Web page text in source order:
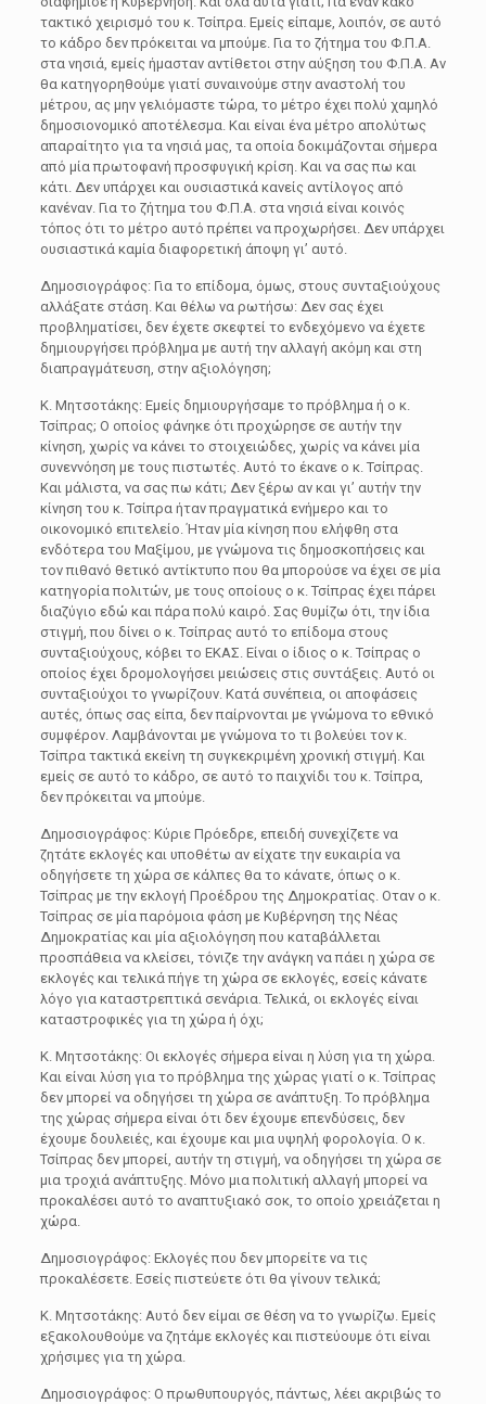
τακτικό χειρισμό του κ. Τσίπρα. Εμείς είπαμε, λοιπόν, σε αυτό
το κάδρο δεν πρόκειται να μπούμε. Για το ζήτημα του Φ.Π.Α.
στα νησιά, εμείς ήμασταν αντίθετοι στην αύξηση του Φ.Π.Α. Αν
θα κατηγορηθούμε γιατί συναινούμε στην αναστολή του
μέτρου, ας μην γελιόμαστε τώρα, το μέτρο έχει πολύ χαμηλό
δημοσιονομικό αποτέλεσμα. Και είναι ένα μέτρο απολύτως
απαραίτητο για τα νησιά μας, τα οποία δοκιμάζονται σήμερα
από μία πρωτοφανή προσφυγική κρίση. Και να σας πω και
κάτι. Δεν υπάρχει και ουσιαστικά κανείς αντίλογος από
κανέναν. Για το ζήτημα του Φ.Π.Α. στα νησιά είναι κοινός
τόπος ότι το μέτρο αυτό πρέπει να προχωρήσει. Δεν υπάρχει
ουσιαστικά καμία διαφορετική άποψη γι’ αυτό.
Δημοσιογράφος: Για το επίδομα, όμως, στους συνταξιούχους
αλλάξατε στάση. Και θέλω να ρωτήσω: Δεν σας έχει
προβληματίσει, δεν έχετε σκεφτεί το ενδεχόμενο να έχετε
δημιουργήσει πρόβλημα με αυτή την αλλαγή ακόμη και στη
διαπραγμάτευση, στην αξιολόγηση;
Κ. Μητσοτάκης: Εμείς δημιουργήσαμε το πρόβλημα ή ο κ.
Τσίπρας; Ο οποίος φάνηκε ότι προχώρησε σε αυτήν την
κίνηση, χωρίς να κάνει το στοιχειώδες, χωρίς να κάνει μία
συνεννόηση με τους πιστωτές. Αυτό το έκανε ο κ. Τσίπρας.
Και μάλιστα, να σας πω κάτι; Δεν ξέρω αν και γι’ αυτήν την
κίνηση του κ. Τσίπρα ήταν πραγματικά ενήμερο και το
οικονομικό επιτελείο. Ήταν μία κίνηση που ελήφθη στα
ενδότερα του Μαξίμου, με γνώμονα τις δημοσκοπήσεις και
τον πιθανό θετικό αντίκτυπο που θα μπορούσε να έχει σε μία
κατηγορία πολιτών, με τους οποίους ο κ. Τσίπρας έχει πάρει
διαζύγιο εδώ και πάρα πολύ καιρό. Σας θυμίζω ότι, την ίδια
στιγμή, που δίνει ο κ. Τσίπρας αυτό το επίδομα στους
συνταξιούχους, κόβει το ΕΚΑΣ. Είναι ο ίδιος ο κ. Τσίπρας ο
οποίος έχει δρομολογήσει μειώσεις στις συντάξεις. Αυτό οι
συνταξιούχοι το γνωρίζουν. Κατά συνέπεια, οι αποφάσεις
αυτές, όπως σας είπα, δεν παίρνονται με γνώμονα το εθνικό
συμφέρον. Λαμβάνονται με γνώμονα το τι βολεύει τον κ.
Τσίπρα τακτικά εκείνη τη συγκεκριμένη χρονική στιγμή. Και
εμείς σε αυτό το κάδρο, σε αυτό το παιχνίδι του κ. Τσίπρα,
δεν πρόκειται να μπούμε.
Δημοσιογράφος: Κύριε Πρόεδρε, επειδή συνεχίζετε να
ζητάτε εκλογές και υποθέτω αν είχατε την ευκαιρία να
οδηγήσετε τη χώρα σε κάλπες θα το κάνατε, όπως ο κ.
Τσίπρας με την εκλογή Προέδρου της Δημοκρατίας. Οταν ο κ.
Τσίπρας σε μία παρόμοια φάση με Κυβέρνηση της Νέας
Δημοκρατίας και μία αξιολόγηση που καταβάλλεται
προσπάθεια να κλείσει, τόνιζε την ανάγκη να πάει η χώρα σε
εκλογές και τελικά πήγε τη χώρα σε εκλογές, εσείς κάνατε
λόγο για καταστρεπτικά σενάρια. Τελικά, οι εκλογές είναι
καταστροφικές για τη χώρα ή όχι;
Κ. Μητσοτάκης: Οι εκλογές σήμερα είναι η λύση για τη χώρα.
Και είναι λύση για το πρόβλημα της χώρας γιατί ο κ. Τσίπρας
δεν μπορεί να οδηγήσει τη χώρα σε ανάπτυξη. Το πρόβλημα
της χώρας σήμερα είναι ότι δεν έχουμε επενδύσεις, δεν
έχουμε δουλειές, και έχουμε και μια υψηλή φορολογία. Ο κ.
Τσίπρας δεν μπορεί, αυτήν τη στιγμή, να οδηγήσει τη χώρα σε
μια τροχιά ανάπτυξης. Μόνο μια πολιτική αλλαγή μπορεί να
προκαλέσει αυτό το αναπτυξιακό σοκ, το οποίο χρειάζεται η
χώρα.
Δημοσιογράφος: Εκλογές που δεν μπορείτε να τις
προκαλέσετε. Εσείς πιστεύετε ότι θα γίνουν τελικά;
Κ. Μητσοτάκης: Αυτό δεν είμαι σε θέση να το γνωρίζω. Εμείς
εξακολουθούμε να ζητάμε εκλογές και πιστεύουμε ότι είναι
χρήσιμες για τη χώρα.
Δημοσιογράφος: Ο πρωθυπουργός, πάντως, λέει ακριβώς το